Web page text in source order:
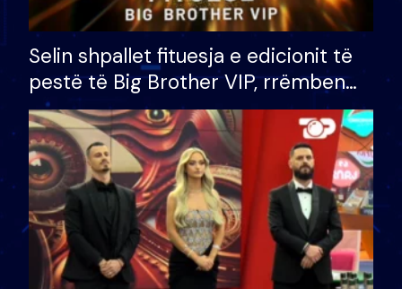
Selin shpallet fituesja e edicionit të
pestë të Big Brother VIP, rrëmben
çmimin e madh prej 100 mijë eurosh